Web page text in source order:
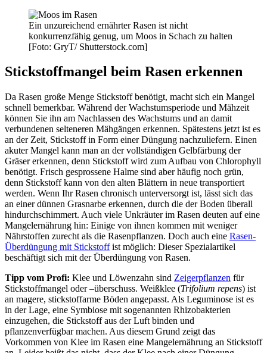
Ein unzureichend ernährter Rasen ist nicht
konkurrenzfähig genug, um Moos in Schach zu halten
[Foto: GryT/ Shutterstock.com]
Stickstoffmangel beim Rasen erkennen
Da Rasen große Menge Stickstoff benötigt, macht sich ein Mangel
schnell bemerkbar. Während der Wachstumsperiode und Mähzeit
können Sie ihn am Nachlassen des Wachstums und an damit
verbundenen selteneren Mähgängen erkennen. Spätestens jetzt ist es
an der Zeit, Stickstoff in Form einer Düngung nachzuliefern. Einen
akuter Mangel kann man an der vollständigen Gelbfärbung der
Gräser erkennen, denn Stickstoff wird zum Aufbau von Chlorophyll
benötigt. Frisch gesprossene Halme sind aber häufig noch grün,
denn Stickstoff kann von den alten Blättern in neue transportiert
werden. Wenn Ihr Rasen chronisch unterversorgt ist, lässt sich das
an einer dünnen Grasnarbe erkennen, durch die der Boden überall
hindurchschimmert. Auch viele Unkräuter im Rasen deuten auf eine
Mangelernährung hin: Einige von ihnen kommen mit weniger
Nährstoffen zurecht als die Rasenpflanzen. Doch auch eine Rasen-
Überdüngung mit Stickstoffist möglich: Dieser Spezialartikel
beschäftigt sich mit der Überdüngung von Rasen.
Tipp vom Profi: Klee und Löwenzahn sind Zeigerpflanzen für
Stickstoffmangel oder –überschuss. Weißklee (Trifolium repens) ist
an magere, stickstoffarme Böden angepasst. Als Leguminose ist es
in der Lage, eine Symbiose mit sogenannten Rhizobakterien
einzugehen, die Stickstoff aus der Luft binden und
pflanzenverfügbar machen. Aus diesem Grund zeigt das
Vorkommen von Klee im Rasen eine Mangelernährung an Stickstoff